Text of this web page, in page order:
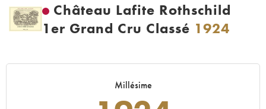
Château Lafite Rothschild
1er Grand Cru Classé 1924
Millésime